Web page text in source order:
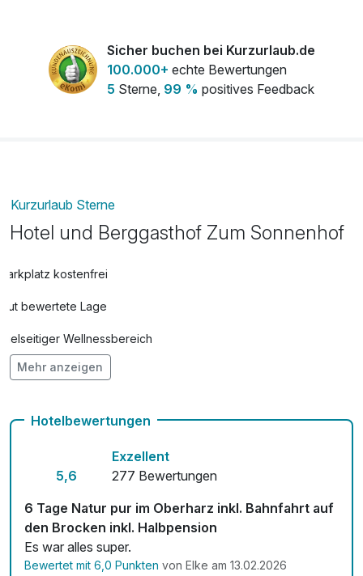
Nutzung des Wellnessbereichs pro Tag
pro Person
Sicher buchen bei Kurzurlaub.de
100.000+ echte Bewertungen
5 Sterne, 99 % positives Feedback
Kurzurlaub Sterne
Hotel und Berggasthof Zum Sonnenhof
Parkplatz kostenfrei
Gut bewertete Lage
Vielseitiger Wellnessbereich
Hunde im Hotel nicht erlaubt
Mehr anzeigen
Hotelbewertungen
5,6
Exzellent
277 Bewertungen
6 Tage Natur pur im Oberharz inkl. Bahnfahrt auf
den Brocken inkl. Halbpension
Es war alles super.
Bewertet mit 6,0 Punkten von Elke am 13.02.2026